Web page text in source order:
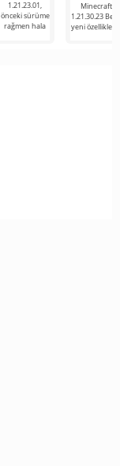
1.21.23.01,
önceki sürüme
rağmen hala
Minecraft
1.21.30.23
yeni